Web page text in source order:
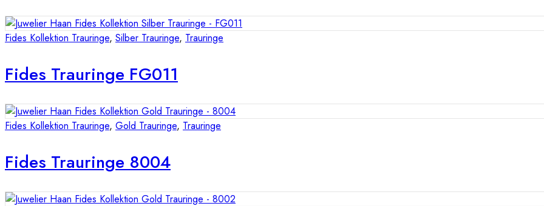
Fides Kollektion Trauringe, Silber Trauringe, Trauringe
Fides Trauringe FG011
Fides Kollektion Trauringe, Gold Trauringe, Trauringe
Fides Trauringe 8004